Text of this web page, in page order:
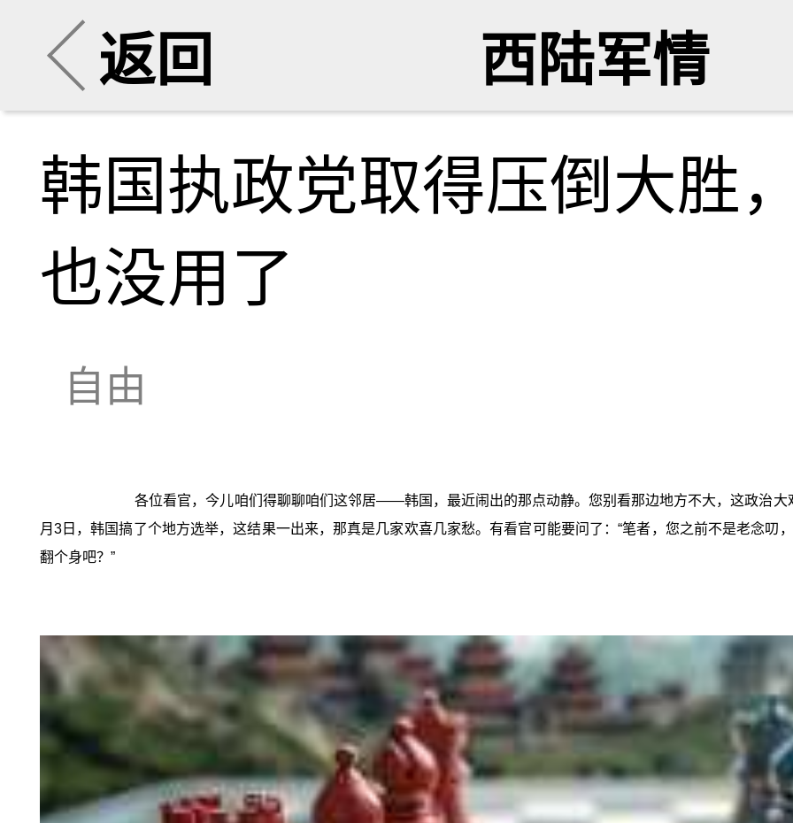
返回 西陆军情
韩国执政党取得压倒大胜
也没用了
自由
各位看官，今儿咱们得聊聊咱们这邻居——韩国，最近闹出的那点动静。您别看那边地方不大，这政治
月3日，韩国搞了个地方选举，这结果一出来，那真是几家欢喜几家愁。有看官可能要问了：“笔者，您之前不是老念叨
翻个身吧？”